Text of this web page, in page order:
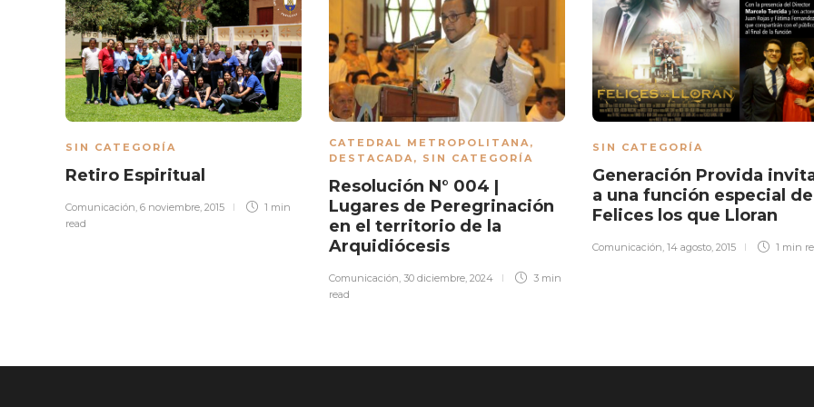
SIN CATEGORÍA
Retiro Espiritual
Comunicación, 6 noviembre, 2015
1 min
read
CATEDRAL METROPOLITANA,
DESTACADA, SIN CATEGORÍA
Resolución N° 004 |
Lugares de Peregrinación
en el territorio de la
Arquidiócesis
Comunicación, 30 diciembre, 2024
3 min
read
SIN CATEGORÍA
Generación Provida
a una función especial de
Felices los que Lloran
Comunicación, 14 agosto, 2015 1 min